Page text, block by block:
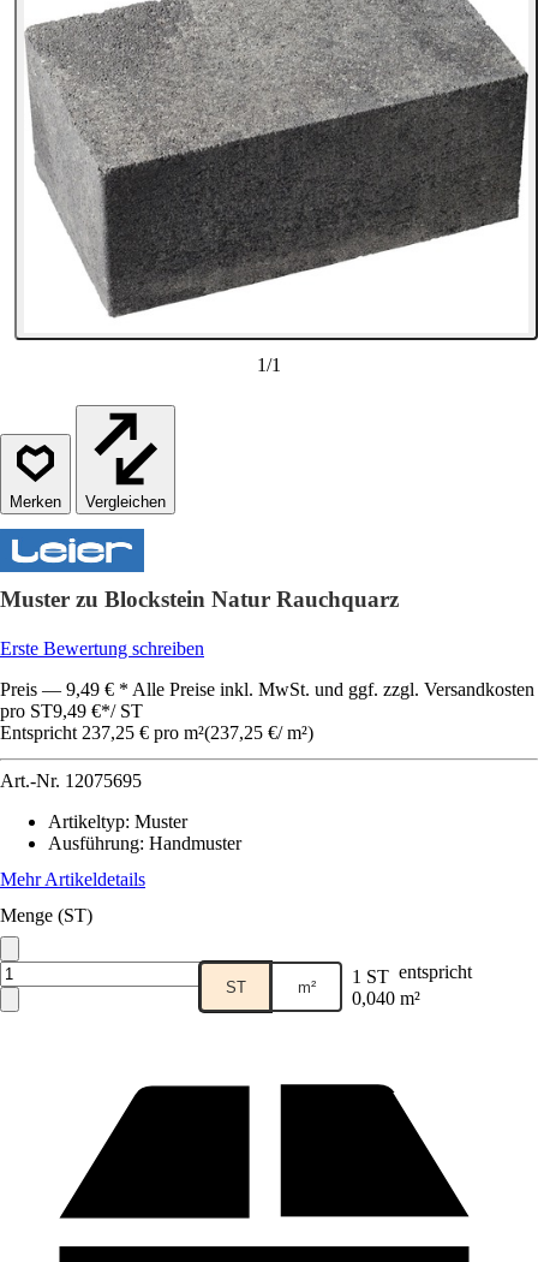
1/1
Vergleichen
Muster zu Blockstein Natur Rauchquarz
Erste Bewertung schreiben
Preis — 9,49 € * Alle Preise inkl. MwSt. und ggf. zzgl. Versandkosten
pro ST9,49 €*/ ST
Entspricht 237,25 € pro m²(237,25 €/ m²)
Art.-Nr. 12075695
Artikeltyp: Muster
Ausführung: Handmuster
Mehr Artikeldetails
Menge (ST)
ST m² 1 ST entspricht
0,040 m²